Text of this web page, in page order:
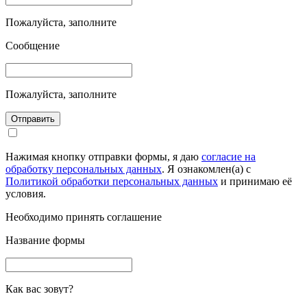
Пожалуйста, заполните
Сообщение
Пожалуйста, заполните
Отправить
Нажимая кнопку отправки формы, я даю согласие на
обработку персональных данных. Я ознакомлен(а) с
Политикой обработки персональных данных и принимаю её
условия.
Необходимо принять соглашение
Название формы
Как вас зовут?